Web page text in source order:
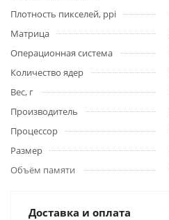
Плотность пикселей, ppi
Матрица
Операционная система
Количество ядер
Вес, г
Производитель
Процессор
Размер
Объём памяти
Доставка и оплата